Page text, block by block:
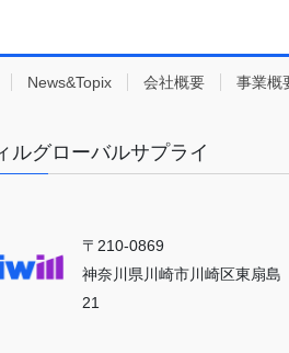
News&Topix 会社概要 事業概
ルグローバルサプライ
〒210-0869
神奈川県川崎市川崎区東扇島
21